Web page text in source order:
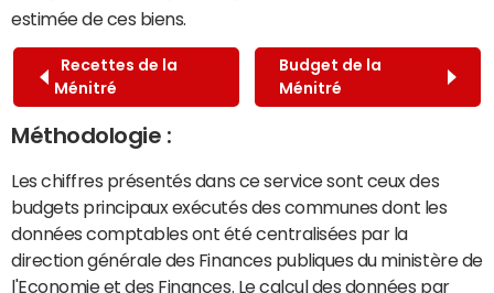
estimée de ces biens.
Recettes de la
Ménitré
Budget de la
Ménitré
Méthodologie :
Les chiffres présentés dans ce service sont ceux des
budgets principaux exécutés des communes dont les
données comptables ont été centralisées par la
direction générale des Finances publiques du ministère de
l'Economie et des Finances. Le calcul des données par